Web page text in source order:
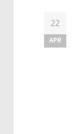
22
APR